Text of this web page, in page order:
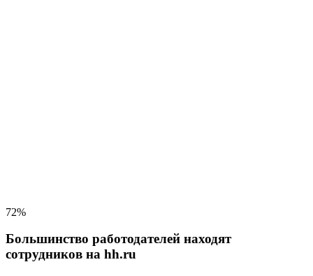
72%
Большинство работодателей находят
сотрудников на hh.ru